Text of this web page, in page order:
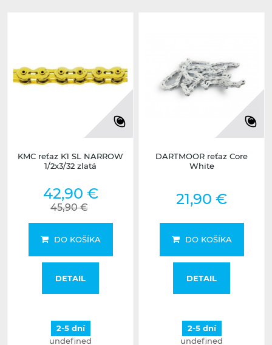
KMC reťaz K1 SL NARROW
1/2x3/32 zlatá
42,90 €
45,90 €
DO KOŠÍKA
DETAIL
2-5 dní
undefined
DARTMOOR reťaz Core
White
21,90 €
DO KOŠÍKA
DETAIL
2-5 dní
undefined